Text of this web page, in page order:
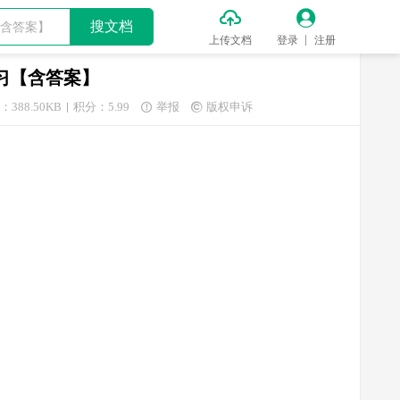
搜文档 
上传文档

登录 注册
含答案】
388.50KB 积分：5.99  举报  版权申诉